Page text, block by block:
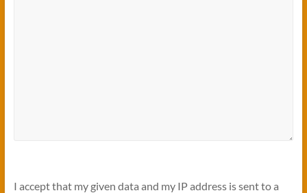
I accept that my given data and my IP address is sent to a